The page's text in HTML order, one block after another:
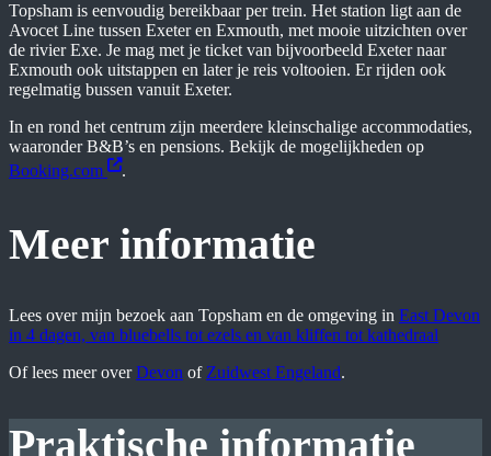
Topsham is eenvoudig bereikbaar per trein. Het station ligt aan de
Avocet Line tussen Exeter en Exmouth, met mooie uitzichten over
de rivier Exe. Je mag met je ticket van bijvoorbeeld Exeter naar
Exmouth ook uitstappen en later je reis voltooien. Er rijden ook
regelmatig bussen vanuit Exeter.
In en rond het centrum zijn meerdere kleinschalige accommodaties,
waaronder B&B’s en pensions. Bekijk de mogelijkheden op
Booking.com
.
Meer informatie
Lees over mijn bezoek aan Topsham en de omgeving in East Devon
in 4 dagen, van bluebells tot ezels en van kliffen tot kathedraal
Of lees meer overDevon of Zuidwest Engeland.
Praktische informatie